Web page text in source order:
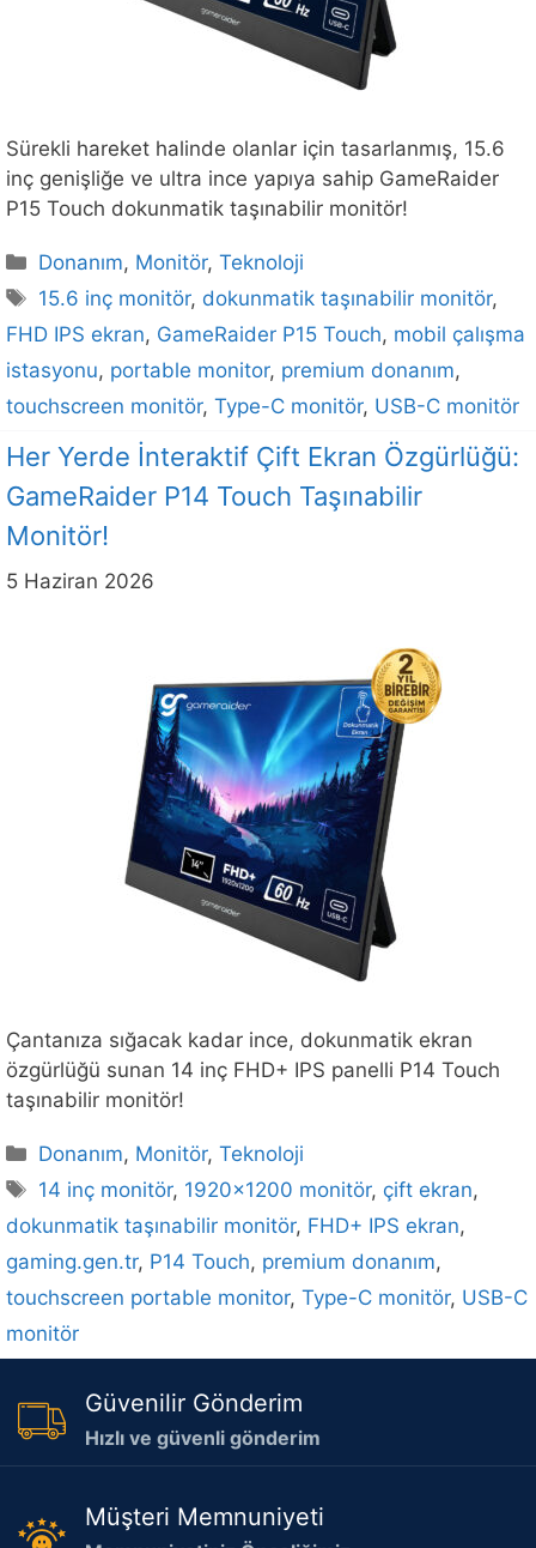
Sürekli hareket halinde olanlar için tasarlanmış, 15.6
inç genişliğe ve ultra ince yapıya sahip GameRaider
P15 Touch dokunmatik taşınabilir monitör!
Kategoriler
Donanım, Monitör,Teknoloji
Etiketler
15.6 inç monitör, dokunmatik taşınabilir monitör,
FHD IPS ekran, GameRaider P15 Touch, mobil çalışma
istasyonu, portable monitor, premium donanım,
touchscreen monitör, Type-C monitör, USB-C monitör
Her Yerde İnteraktif Çift Ekran Özgürlüğü:
GameRaider P14 Touch Taşınabilir
Monitör!
5 Haziran 2026
Çantanıza sığacak kadar ince, dokunmatik ekran
özgürlüğü sunan 14 inç FHD+ IPS panelli P14 Touch
taşınabilir monitör!
Kategoriler
Donanım, Monitör,Teknoloji
Etiketler
14 inç monitör, 1920x1200 monitör, çift ekran,
dokunmatik taşınabilir monitör, FHD+ IPS ekran,
gaming.gen.tr, P14 Touch, premium donanım,
touchscreen portable monitor, Type-C monitör, USB-C
monitör
Güvenilir Gönderim
Hızlı ve güvenli gönderim
Müşteri Memnuniyeti